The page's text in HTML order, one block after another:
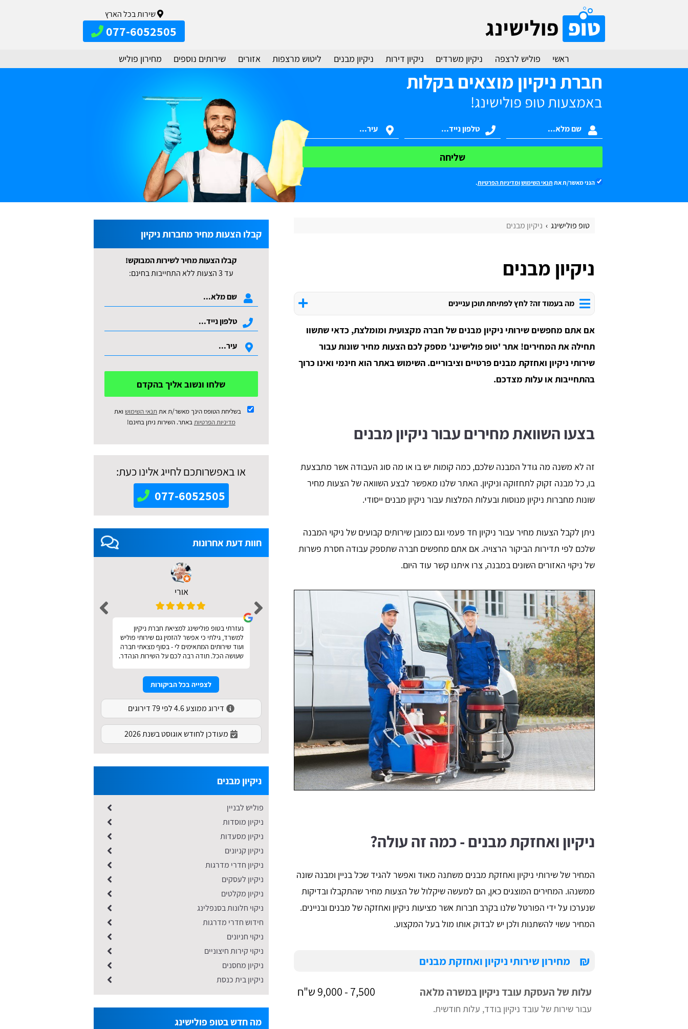
שירות בכל הארץ
077-6052505
ראשי פוליש לרצפה ניקיון משרדים ניקיון דירות ניקיון מבנים ליטוש מרצפות אזורים שירותים נוספים מחירון פוליש
חברת ניקיון מוצאים בקלות
באמצעות טופ פולישינג!
שליחה
הנני מאשר/ת את תנאי השימושומדיניות הפרטיות.
טופ פולישינג ניקיון מבנים
ניקיון מבנים
מה בעמוד זה? לחץ לפתיחת תוכן עניינים
אם אתם מחפשים שירותי ניקיון מבנים של חברה מקצועית ומומלצת, כדאי שתשוו
תחילה את המחירים! אתר 'טופ פולישינג' מספק לכם הצעות מחיר שונות עבור
שירותי ניקיון ואחזקת מבנים פרטיים וציבוריים. השימוש באתר הוא חינמי ואינו כרוך
בהתחייבות או עלות מצדכם.
בצעו השוואת מחירים עבור ניקיון מבנים
זה לא משנה מה גודל המבנה שלכם, כמה קומות יש בו או מה סוג העבודה אשר מתבצעת
בו, כל מבנה זקוק לתחזוקה וניקיון. האתר שלנו מאפשר לבצע השוואה של הצעות מחיר
שונות מחברות ניקיון מנוסות ובעלות המלצות עבור ניקיון מבנים ייסודי.
ניתן לקבל הצעות מחיר עבור ניקיון חד פעמי וגם כמובן שירותים קבועים של ניקוי המבנה
שלכם לפי תדירות הביקור הרצויה. אם אתם מחפשים חברה שתספק עבודה חסרת פשרות
של ניקוי האזורים השונים במבנה, צרו איתנו קשר עוד היום.
ניקיון ואחזקת מבנים - כמה זה עולה?
המחיר של שירותי ניקיון ואחזקת מבנים משתנה מאוד ואפשר להגיד שכל בניין ומבנה שונה
ממשנהו. המחירים המוצגים כאן, הם למעשה שיקלול של הצעות מחיר שהתקבלו ובדיקות
שנערכו על ידי הפורטל שלנו בקרב חברות אשר מציעות ניקיון ואחזקה של מבנים ובניינים.
המחיר עשוי להשתנות ולכן יש לבדוק אותו מול בעל המקצוע.
₪ מחירון שירותי ניקיון ואחזקת מבנים
עלות של העסקת עובד ניקיון במשרה מלאה
עבור שירות של עובד ניקיון בודד, עלות חודשית.
7,500 - 9,000 ש"ח
קבלו הצעות מחיר מחברות ניקיון
קבלו הצעות מחיר לשירות המבוקש!
עד 3 הצעות ללא התחייבות בחינם:
שלחו ונשוב אליך בהקדם
בשליחת הטופס הינך מאשר/ת את תנאי השימושואת
מדיניות הפרטיותבאתר. השירות ניתן בחינם!
או באפשרותכם לחייג אלינו כעת:
077-6052505
חוות דעת אחרונות
אורי
נעזרתי בטופ פולישינג למציאת חברת ניקיון
למשרד, גילתי כי אפשר להזמין גם שירותי פוליש
ועוד שירותים המתאימים לי - בסוף מצאתי חברה
שעושה הכל. תודה רבה לכם על השירות הנהדר.
noa levi
הזמנתי פוליש וניקיון אחרי שיפוץ. עשיתי דרכם
השוואת מחירים ממש כמו שכתוב באתר. קיבלתי
את ההצעות והצלחתי גם לבחור במישהו זול וטוב.
תודה :)
Daniel Zafrani
נעזרתי באתר טופ פולישינג לצורך חיפוש
חברת ניקיון מקצועית כאשר סיימתי
שיפוץ בבית. אתר מדהים, ממליץ בחום
לצפייה בכל הביקורות
דירוג ממוצע 4.6 לפי 79 דירוגים
מעודכן לחודש אוגוסט בשנת 2026
ניקיון מבנים
פוליש לבניין
ניקיון מוסדות
ניקיון מסעדות
ניקיון קניונים
ניקיון חדרי מדרגות
ניקיון לעסקים
ניקיון מקלטים
​ניקוי חלונות בסנפלינג
חידוש חדרי מדרגות
ניקוי חניונים
ניקוי קירות חיצוניים
ניקיון מחסנים
ניקיון בית כנסת
מה חדש בטופ פולישינג